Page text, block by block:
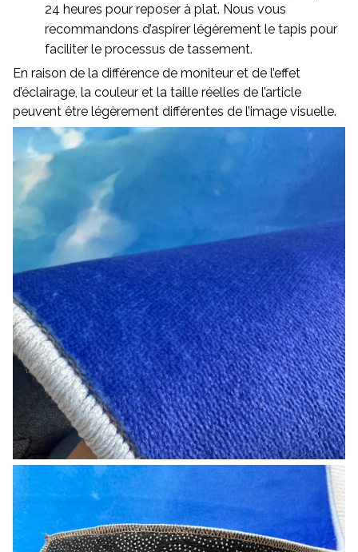
24 heures pour reposer à plat. Nous vous
recommandons d’aspirer légèrement le tapis pour
faciliter le processus de tassement.
En raison de la différence de moniteur et de l’effet
d’éclairage, la couleur et la taille réelles de l’article
peuvent être légèrement différentes de l’image visuelle.